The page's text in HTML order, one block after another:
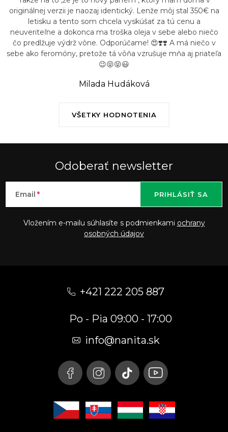
VŠETKY HODNOTENIA
originálnej verzii je naozaj identický. Lenže môj stal 350€ na
letisku a tento som chcela vyskúšať za tú cenu a
neuveriteľne a dokonca ma troška oleja v sebe alebo niečo
čo predlžuje výdrž vône. Odporúčame! 😍❣️❣️ A má niečo v
sebe ako feromóny, pretože tá vôňa vzrušuje mňa aj priateľa
😉😝😝😃
Milada Hudáková
Odoberať newsletter
Email
Vložením e-mailu súhlasíte s podmienkami ochrany
osobných údajov
PRIHLÁSIŤ SA
+421 222 205 887
Po - Pia 09:00 - 17:00
info@nanita.sk